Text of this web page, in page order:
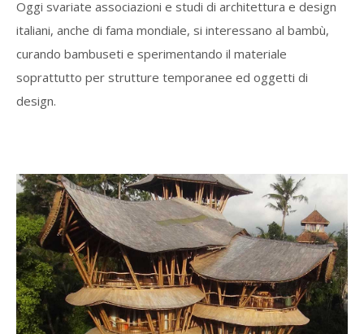
Oggi svariate associazioni e studi di architettura e design
italiani, anche di fama mondiale, si interessano al bambù,
curando bambuseti e sperimentando il materiale
soprattutto per strutture temporanee ed oggetti di
design.